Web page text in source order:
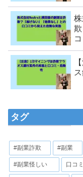
タグ
#副業詐欺 #副業
#副業怪しい 口コミ